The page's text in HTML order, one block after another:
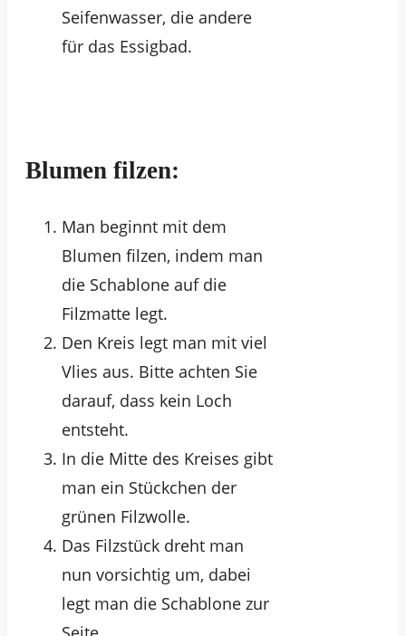
Seifenwasser, die andere
für das Essigbad.
Blumen filzen:
Man beginnt mit dem
Blumen filzen, indem man
die Schablone auf die
Filzmatte legt.
Den Kreis legt man mit viel
Vlies aus. Bitte achten Sie
darauf, dass kein Loch
entsteht.
In die Mitte des Kreises gibt
man ein Stückchen der
grünen Filzwolle.
Das Filzstück dreht man
nun vorsichtig um, dabei
legt man die Schablone zur